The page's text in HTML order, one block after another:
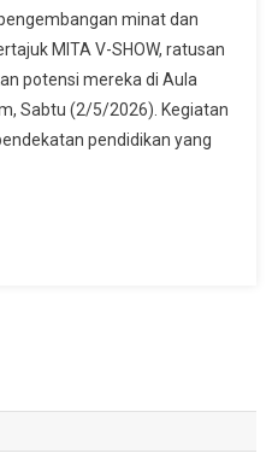
minat dan
MITA V-SHOW, ratusan
potensi mereka di Aula
Sabtu (2/5/2026). Kegiatan
pendidikan yang